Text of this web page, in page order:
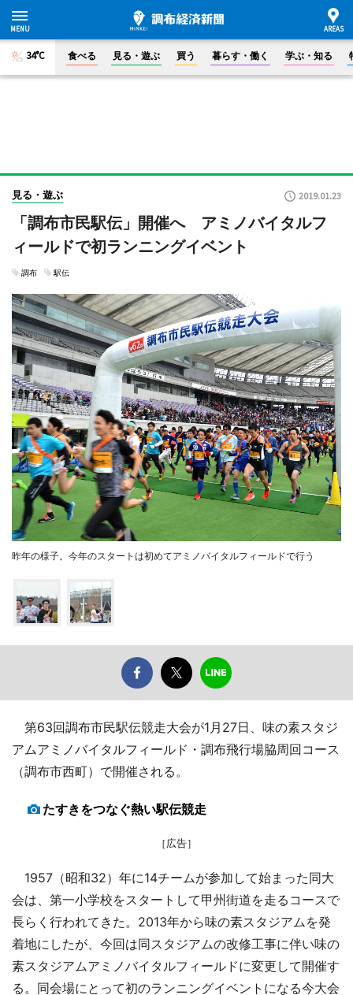
34°C 食べる 見る・遊ぶ 買う 暮らす・働く 学ぶ・知る
見る・遊ぶ 2019.01.23
「調布市民駅伝」開催へ アミノバイタルフ
ィールドで初ランニングイベント
調布 駅伝
昨年の様子。今年のスタートは初めてアミノバイタルフィールドで行う
第63回調布市民駅伝競走大会が1月27日、味の素スタジ
アムアミノバイタルフィールド・調布飛行場脇周回コース
（調布市西町）で開催される。
たすきをつなぐ熱い駅伝競走
［広告］
1957（昭和32）年に14チームが参加して始まった同大
会は、第一小学校をスタートして甲州街道を走るコースで
長らく行われてきた。2013年から味の素スタジアムを発
着地にしたが、今回は同スタジアムの改修工事に伴い味の
素スタジアムアミノバイタルフィールドに変更して開催す
る。同会場にとって初のランニングイベントになる今大会